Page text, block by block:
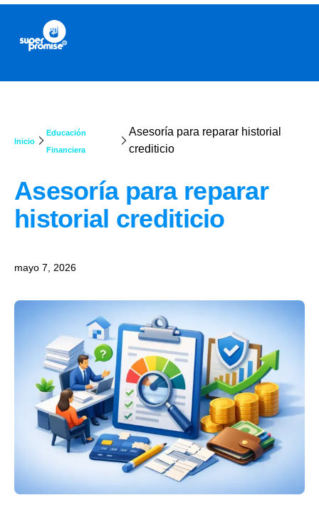
Inicio
Educación
Financiera
Asesoría para reparar historial
crediticio
Asesoría para reparar
historial crediticio
mayo 7, 2026